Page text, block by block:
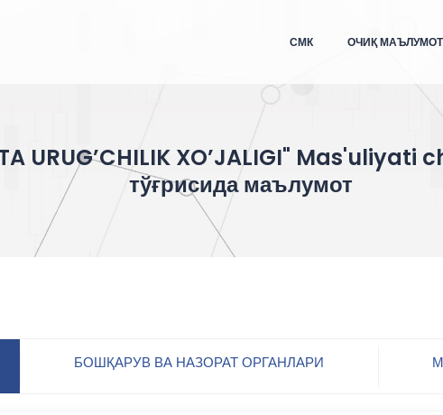
СМК ОЧИҚ
URUG’CHILIK XO’JALIGI"
тўғрисида маълумот
БОШҚАРУВ ВА НАЗОРАТ ОРГАНЛАРИ